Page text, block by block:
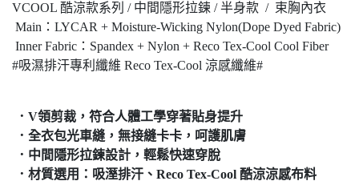
VCOOL 酷涼款系列 / 中間隱形拉鍊 / 半身款 / 束胸內衣
Main：LYCAR + Moisture-Wicking Nylon(Dope Dyed Fabric)
Inner Fabric：Spandex + Nylon + Reco Tex-Cool Cool Fiber
#吸濕排汗專利纖維 Reco Tex-Cool 涼感纖維#
．V領剪裁，符合人體工學穿著貼身提升
．全衣包光車縫，無接縫卡卡，呵護肌膚
．中間隱形拉鍊設計，輕鬆快速穿脫
．材質選用：吸溼排汗、Reco Tex-Cool 酷涼涼感布料